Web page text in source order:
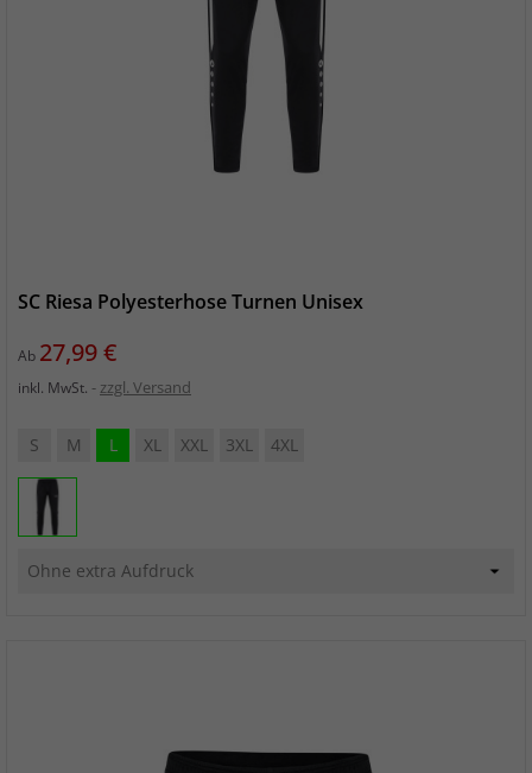
SC Riesa Polyesterhose Turnen Unisex
Ab Preis
27,99 €
inkl. MwSt. zzgl. Versand
S M L XL XXL 3XL 4XL